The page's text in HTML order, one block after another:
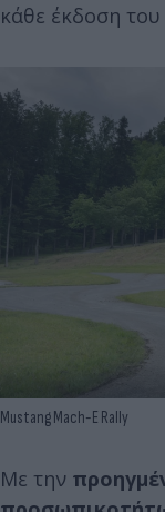
κάθε έκδοση
Mustang Mach-E Rally
Με την